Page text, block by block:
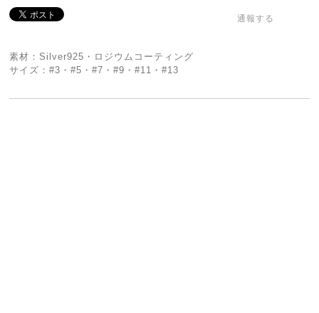
通報する
素材：Silver925・ロジウムコーティング
サイズ：#3・#5・#7・#9・#11・#13